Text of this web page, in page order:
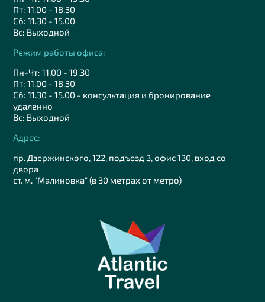
Пт: 11.00 - 18.30
Сб: 11.30 - 15.00
Вс: Выходной
Режим работы офиса:
Пн-Чт: 11.00 - 19.30
Пт: 11.00 - 18.30
Сб: 11.30 - 15.00 - консультация и бронирование
удаленно
Вс: Выходной
Адрес:
пр. Дзержинского, 122, подъезд 3, офис 130, вход со
двора
ст. м. "Малиновка" (в 30 метрах от метро)